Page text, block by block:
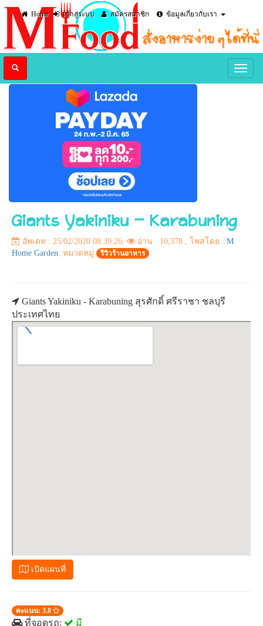
Home เข้าสู่ระบบ สมัครสมาชิก ข้อมูลเกี่ยวกับเรา
Giants Yakiniku - Karabuning
อัพเดท : 25/02/2020 08:39:26, อ่าน : 10,378 , โพสโดย : M
Home Garden, หมวดหมู่ รีวิวร้านอาหาร
Giants Yakiniku - Karabuning สุรศักดิ์ ศรีราชา ชลบุรี
ประเทศไทย
เปิดแผนที่
คะแนน: 3.8
ที่จอดรถ: มี